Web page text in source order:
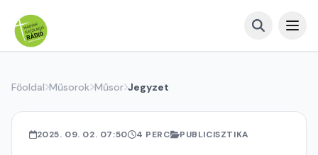
Főoldal Műsorok Műsor Jegyzet
2025. 09. 02. 07:50 4 PERC PUBLICISZTIKA